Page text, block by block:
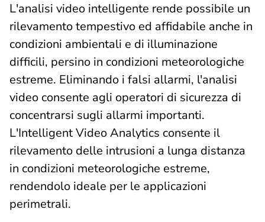
L'analisi video intelligente rende possibile un
rilevamento tempestivo ed affidabile anche in
condizioni ambientali e di illuminazione
difficili, persino in condizioni meteorologiche
estreme. Eliminando i falsi allarmi, l'analisi
video consente agli operatori di sicurezza di
concentrarsi sugli allarmi importanti.
L'Intelligent Video Analytics consente il
rilevamento delle intrusioni a lunga distanza
in condizioni meteorologiche estreme,
rendendolo ideale per le applicazioni
perimetrali.